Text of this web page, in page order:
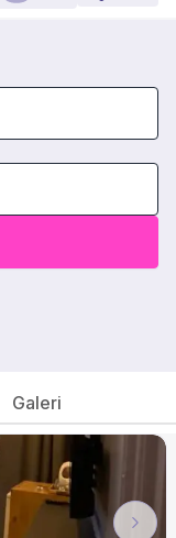
Galeri
Next